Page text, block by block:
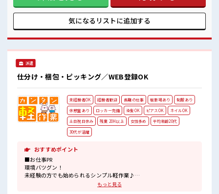
場です！ もちろん男性の応募もお待ちしてます♪ 駐車場有で
マイカー通勤にも便利☆ 当社スタッフさんも多数活躍中！ ■
職場の雰囲気 女性多数カツヤク中の職場です！ 派手すぎなけ
れば多少のヘアカラーもOKなのはウレシイPoint☆ ロッカー
気になるリストに追加する
派遣
仕分け・梱包・ピッキング／WEB登録OK
未経験者OK 経験者歓迎 長期の仕事 駐車場あり
制服あり
休憩室あり
ロッカー完備 染髪OK ピアスOK
ネイルOK
土日祝日休み
残業 20H以上 女性多め
平均年齢20代
30代が活躍
おすすめポイント
■お仕事PR
環境バツグン！
未経験の方でも始められるシンプル軽作業♪
空調完備・社員食堂完備で毎日カイテキ♪
もっと見る